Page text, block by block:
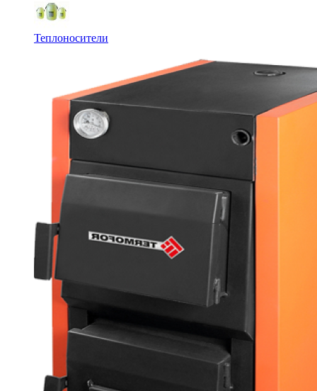
Теплоносители